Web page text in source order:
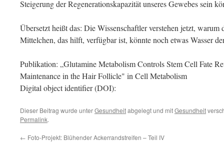
Steigerung der Regenerationskapazität unseres Gewebes sein
Übersetzt heißt das: Die Wissenschaftler verstehen jetzt,
Mittelchen, das hilft, verfügbar ist, könnte noch etwas Wasser
Publikation: „Glutamine Metabolism Controls Stem Cell Fate
Maintenance in the Hair Follicle" in Cell Metabolism
Digital object identifier (DOI):
Dieser Beitrag wurde unterGesundheitabgelegt und mitGesundheit
Permalink.
← Foto-Projekt: Blühender Ackerrandstreifen – Teil IV